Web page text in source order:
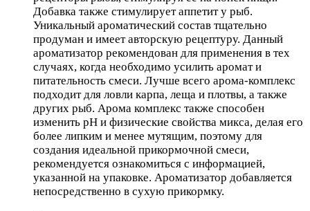
Добавка также стимулирует аппетит у рыб.
Уникальный ароматический состав тщательно
продуман и имеет авторскую рецептуру. Данный
ароматизатор рекомендован для применения в тех
случаях, когда необходимо усилить аромат и
питательность смеси. Лучше всего арома-комплекс
подходит для ловли карпа, леща и плотвы, а также
других рыб. Арома комплекс также способен
изменить pH и физические свойства микса, делая его
более липким и менее мутящим, поэтому для
создания идеальной прикормочной смеси,
рекомендуется ознакомиться с информацией,
указанной на упаковке. Ароматизатор добавляется
непосредственно в сухую прикормку.